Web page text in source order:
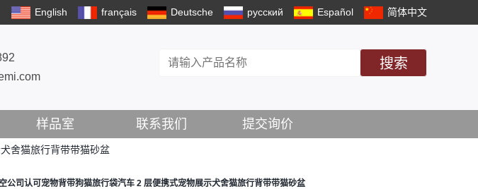
English français Deutsche русский Español 简体中文
搜索
样品室 联系我们 提交询价
舍猫旅行背带带猫砂盆
公司认可宠物背带狗猫旅行袋汽车 2 层便携式宠物展示犬舍猫旅行背带带猫砂盆